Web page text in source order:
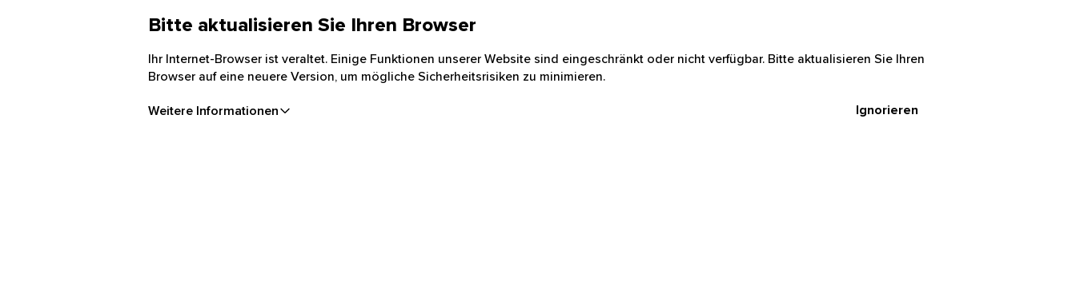
Bitte aktualisieren Sie Ihren Browser
Ihr Internet-Browser ist veraltet. Einige Funktionen unserer Website sind eingeschränkt oder nicht verfügbar. Bitte aktualisieren Sie Ihren
Browser auf eine neuere Version, um mögliche Sicherheitsrisiken zu minimieren.
Weitere Informationen Ignorieren